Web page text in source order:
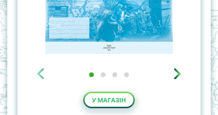
У МАГАЗІН